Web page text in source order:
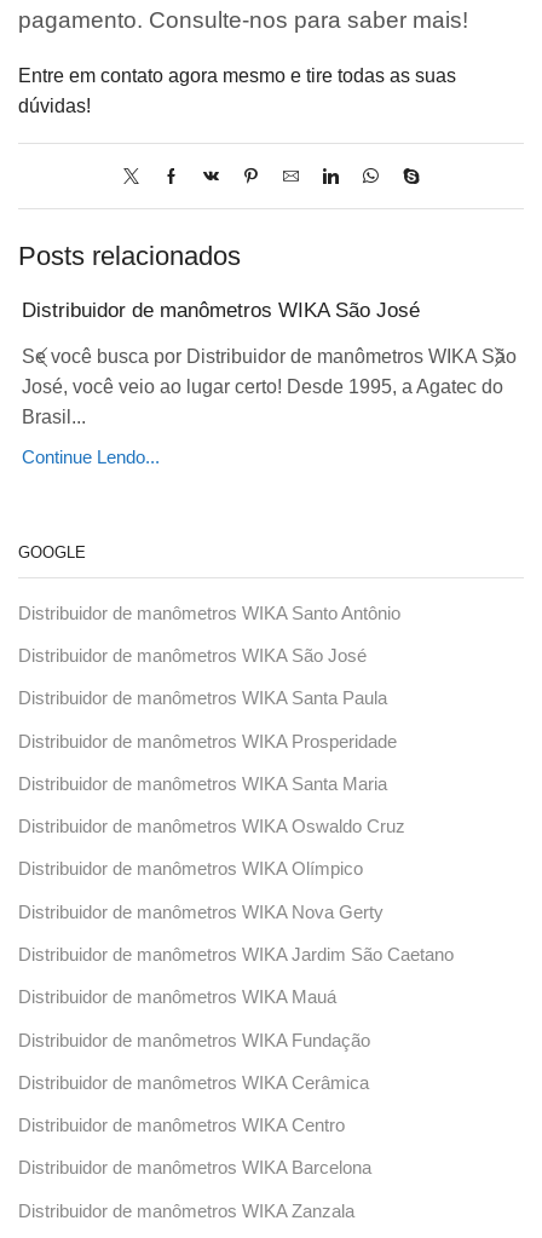
pagamento. Consulte-nos para saber mais!
Entre em contato agora mesmo e tire todas as suas
dúvidas!
Posts relacionados
Distribuidor de manômetros WIKA São José
Se você busca por Distribuidor de manômetros WIKA São
José, você veio ao lugar certo! Desde 1995, a Agatec do
Brasil...
Continue Lendo...
GOOGLE
Distribuidor de manômetros WIKA Santo Antônio
Distribuidor de manômetros WIKA São José
Distribuidor de manômetros WIKA Santa Paula
Distribuidor de manômetros WIKA Prosperidade
Distribuidor de manômetros WIKA Santa Maria
Distribuidor de manômetros WIKA Oswaldo Cruz
Distribuidor de manômetros WIKA Olímpico
Distribuidor de manômetros WIKA Nova Gerty
Distribuidor de manômetros WIKA Jardim São Caetano
Distribuidor de manômetros WIKA Mauá
Distribuidor de manômetros WIKA Fundação
Distribuidor de manômetros WIKA Cerâmica
Distribuidor de manômetros WIKA Centro
Distribuidor de manômetros WIKA Barcelona
Distribuidor de manômetros WIKA Zanzala